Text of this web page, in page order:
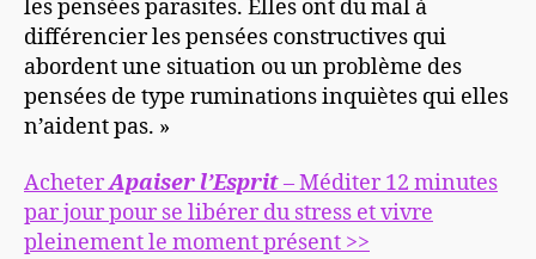
les pensées parasites. Elles ont du mal à
différencier les pensées constructives qui
abordent une situation ou un problème des
pensées de type ruminations inquiètes qui elles
n’aident pas. »
AcheterApaiser l’Esprit– Méditer 12 minutes
par jour pour se libérer du stress et vivre
pleinement le moment présent >>